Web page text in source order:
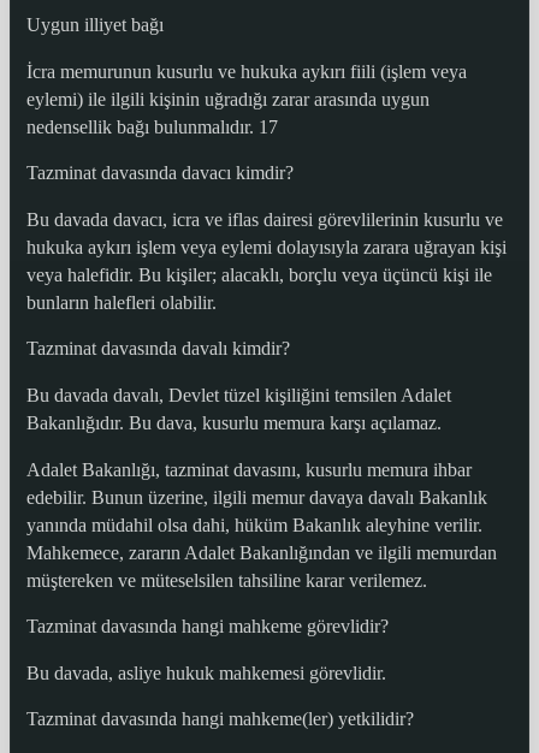
Uygun illiyet bağı
İcra memurunun kusurlu ve hukuka aykırı fiili (işlem veya
eylemi) ile ilgili kişinin uğradığı zarar arasında uygun
nedensellik bağı bulunmalıdır. 17
Tazminat davasında davacı kimdir?
Bu davada davacı, icra ve iflas dairesi görevlilerinin kusurlu ve
hukuka aykırı işlem veya eylemi dolayısıyla zarara uğrayan kişi
veya halefidir. Bu kişiler; alacaklı, borçlu veya üçüncü kişi ile
bunların halefleri olabilir.
Tazminat davasında davalı kimdir?
Bu davada davalı, Devlet tüzel kişiliğini temsilen Adalet
Bakanlığıdır. Bu dava, kusurlu memura karşı açılamaz.
Adalet Bakanlığı, tazminat davasını, kusurlu memura ihbar
edebilir. Bunun üzerine, ilgili memur davaya davalı Bakanlık
yanında müdahil olsa dahi, hüküm Bakanlık aleyhine verilir.
Mahkemece, zararın Adalet Bakanlığından ve ilgili memurdan
müştereken ve müteselsilen tahsiline karar verilemez.
Tazminat davasında hangi mahkeme görevlidir?
Bu davada, asliye hukuk mahkemesi görevlidir.
Tazminat davasında hangi mahkeme(ler) yetkilidir?